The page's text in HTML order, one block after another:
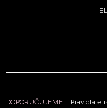
DOPORUČUJEME Pravidla